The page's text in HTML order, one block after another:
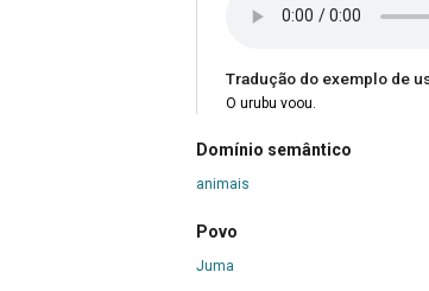
Tradução do exemplo de
O urubu voou.
Domínio semântico
animais
Povo
Juma